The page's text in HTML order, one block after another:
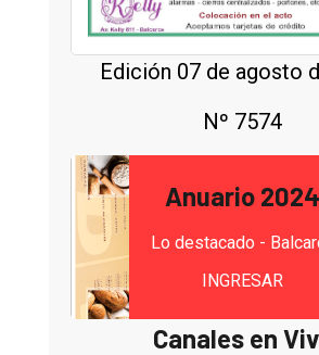
Edición 07 de agosto
Nº 7574
Anuario 2024
Lo destacado -
INGRESAR
Canales en